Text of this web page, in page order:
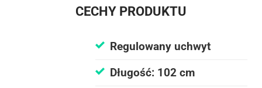
CECHY PRODUKTU
Regulowany uchwyt
Długość: 102 cm